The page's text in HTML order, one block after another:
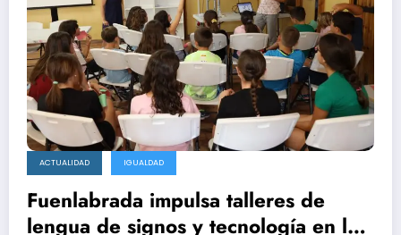
ACTUALIDAD IGUALDAD
Fuenlabrada impulsa talleres de
lengua de signos y tecnología en las